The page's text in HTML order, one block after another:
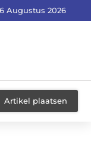
Augustus 2026
Artikel plaatsen